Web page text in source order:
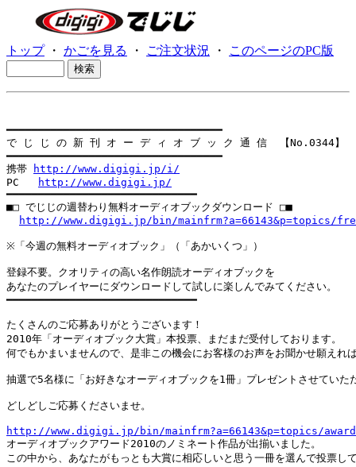
トップ・ かごを見る ・ ご注文状況 ・ このページのPC版
━━━━━━━━━━━━━━━━━━━━━━━━━━━━━━━━━━
で じ じ の 新 刊 オ ー デ ィ オ ブ ッ ク 通 信  【No.0344】
━━━━━━━━━━━━━━━━━━━━━━━━━━━━━━━━━━
携帯
http://www.digigi.jp/i/
PC
http://www.digigi.jp/
━━━━━━━━━━━━━━━━━━━━━━━━━━━━━━
■□ でじじの週替わり無料オーディオブックダウンロード □■
http://www.digigi.jp/bin/mainfrm?a=66143&p=topics/
※「今週の無料オーディオブック」（「あかいくつ」）
登録不要。クオリティの高い名作朗読オーディオブックを
あなたのプレイヤーにダウンロードして試しに楽しんでみてください。
━━━━━━━━━━━━━━━━━━━━━━━━━━━━━━
たくさんのご応募ありがとうございます！
2010年「オーディオブック大賞」本投票、まだまだ受付しております。
何でもかまいませんので、是非この機会にお客様のお声をお聞かせ願えれ
抽選で5名様に「お好きなオーディオブックを1冊」プレゼントさせてい
どしどしご応募くださいませ。
http://www.digigi.jp/bin/mainfrm?a=66143&p=topics/
オーディオブックアワード2010のノミネート作品が出揃いました。
この中から、あなたがもっとも大賞に相応しいと思う一冊を選んで投票し